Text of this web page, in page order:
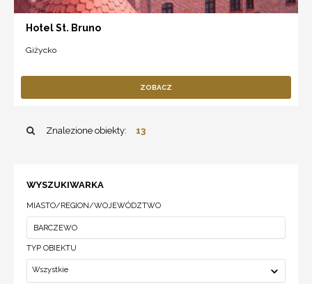
Hotel St. Bruno
Giżycko
ZOBACZ
Znalezione obiekty: 13
WYSZUKIWARKA
MIASTO/REGION/WOJEWÓDZTWO
TYP OBIEKTU
Wszystkie